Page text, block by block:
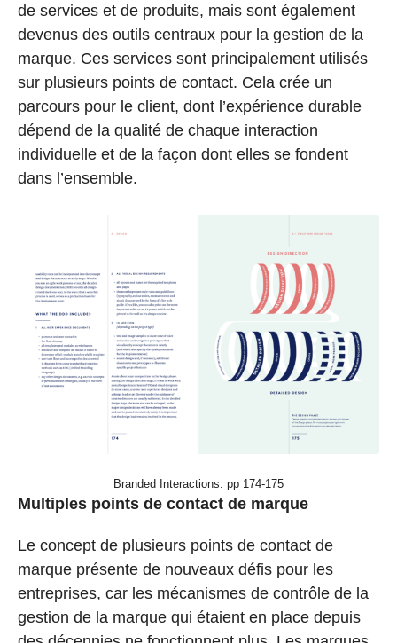
de services et de produits, mais sont également
devenus des outils centraux pour la gestion de la
marque. Ces services sont principalement utilisés
sur plusieurs points de contact. Cela crée un
parcours pour le client, dont l’expérience durable
dépend de la qualité de chaque interaction
individuelle et de la façon dont elles se fondent
dans l’ensemble.
Branded Interactions. pp 174-175
Multiples points de contact de marque
Le concept de plusieurs points de contact de
marque présente de nouveaux défis pour les
entreprises, car les mécanismes de contrôle de la
gestion de la marque qui étaient en place depuis